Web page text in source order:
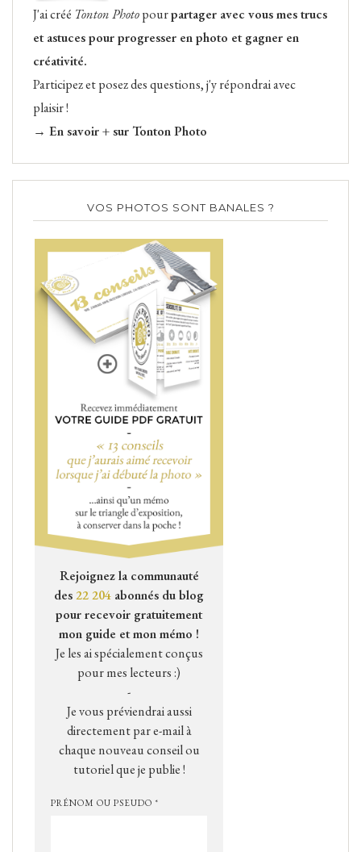
J'ai créé Tonton Photopourpartager avec vous mes trucs
et astuces pour progresser en photo et gagner en
créativité.
Participez et posez des questions, j'y répondrai avec
plaisir !
→ En savoir + sur Tonton Photo
VOS PHOTOS SONT BANALES ?
Rejoignez la communauté
des22 204 abonnés du blog
pour recevoir gratuitement
mon guide et mon mémo !
Je les ai spécialement conçus
pour mes lecteurs :)
-
Je vous préviendrai aussi
directement par e-mail à
chaque nouveau conseil ou
tutoriel que je publie !
PRÉNOM OU PSEUDO *